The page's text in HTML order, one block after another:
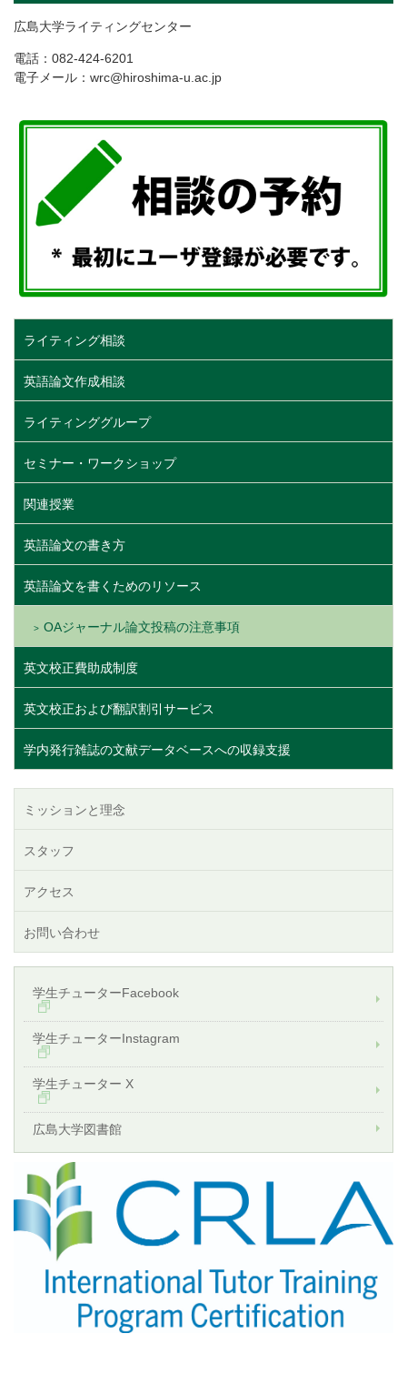
広島大学ライティングセンター
電話：082-424-6201
電子メール：wrc@hiroshima-u.ac.jp
ライティング相談
英語論文作成相談
ライティンググループ
セミナー・ワークショップ
関連授業
英語論文の書き方
英語論文を書くためのリソース
OAジャーナル論文投稿の注意事項
英文校正費助成制度
英文校正および翻訳割引サービス
学内発行雑誌の文献データベースへの収録支援
ミッションと理念
スタッフ
アクセス
お問い合わせ
学生チューターFacebook
学生チューターInstagram
学生チューター X
広島大学図書館